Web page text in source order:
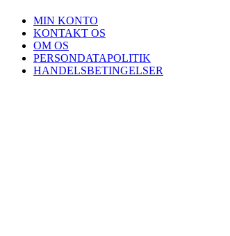
MIN KONTO
KONTAKT OS
OM OS
PERSONDATAPOLITIK
HANDELSBETINGELSER